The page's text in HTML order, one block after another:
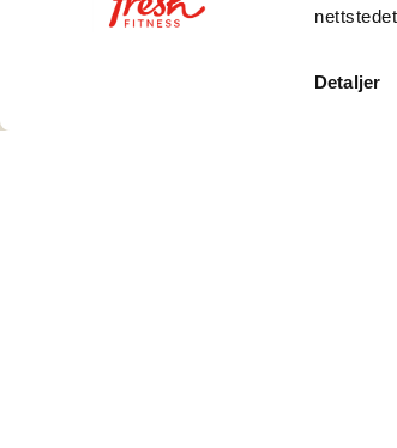
Detaljer
Med lange åpningstider, moderne